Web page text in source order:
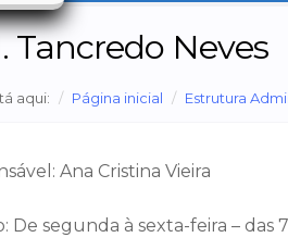
Tancredo Neves
aqui: Página inicial Estrutura
Ana Cristina Vieira
De segunda à sexta-feira – das